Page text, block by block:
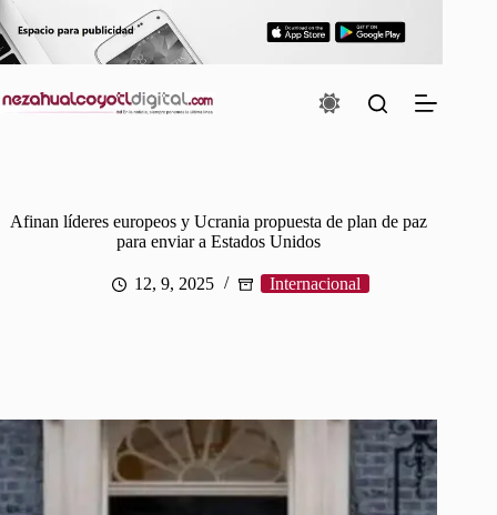
Saltar
al
contenido
Afinan líderes europeos y Ucrania propuesta de plan de paz
para enviar a Estados Unidos
12, 9, 2025 Internacional